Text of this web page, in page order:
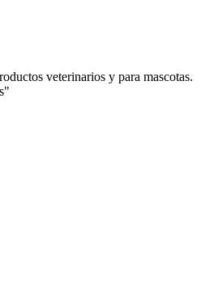
veterinarios y para mascotas.